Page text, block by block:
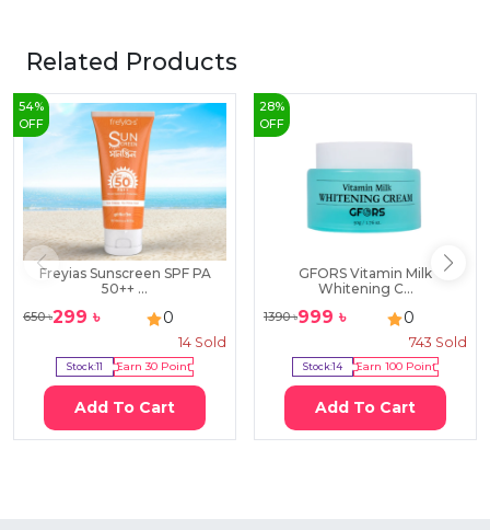
Related Products
54%
OFF
Freyias Sunscreen SPF PA
50++ ...
650৳299 ৳ 0
14 Sold
Stock:11 Earn30Point
Add To Cart
28%
OFF
GFORS Vitamin Milk
Whitening C...
1390৳999 ৳ 0
743 Sold
Stock:14 Earn 100Point
Add To Cart